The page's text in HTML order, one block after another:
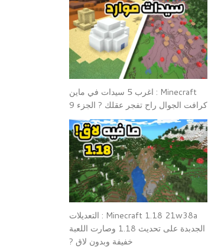
Minecraft : اغرب 5 سيدات في ماين
كرافت الجوال راح تفجر عقلك ? الجزء 9
Minecraft 1.18 21w38a : التعديلات
الجدبدة على تحديث 1.18 وصارت اللعبة
خفيفة وبدون لاق ?